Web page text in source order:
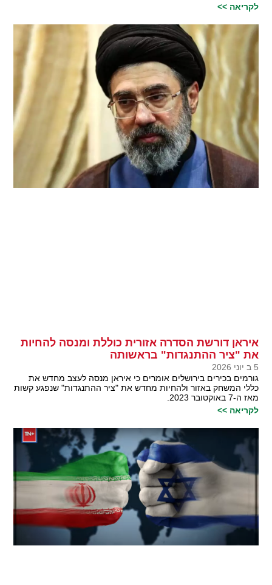
לקריאה >>
איראן דורשת הסדרה אזורית כוללת ומנסה להחיות
את "ציר ההתנגדות" בראשותה
5 ב יוני 2026
גורמים בכירים בירושלים אומרים כי איראן מנסה לעצב מחדש את
כללי המשחק באזור ולהחיות מחדש את "ציר ההתנגדות" שנפגע קשות
מאז ה-7 באוקטובר 2023.
לקריאה >>